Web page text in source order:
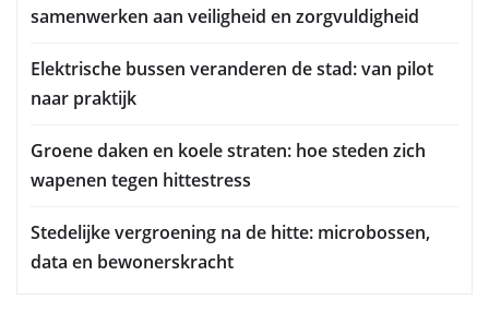
samenwerken aan veiligheid en zorgvuldigheid
Elektrische bussen veranderen de stad: van pilot
naar praktijk
Groene daken en koele straten: hoe steden zich
wapenen tegen hittestress
Stedelijke vergroening na de hitte: microbossen,
data en bewonerskracht